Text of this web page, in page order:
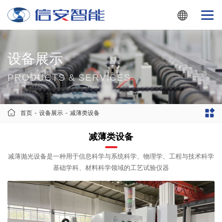
设备展示
PRODUCTS & SERVICES
首页 - 设备展示 - 减薄类设备
减薄类设备
减薄抛光设备是一种用于信息科学与系统科学、物理学、工程与技术科学
基础学科、材料科学领域的工艺试验仪器